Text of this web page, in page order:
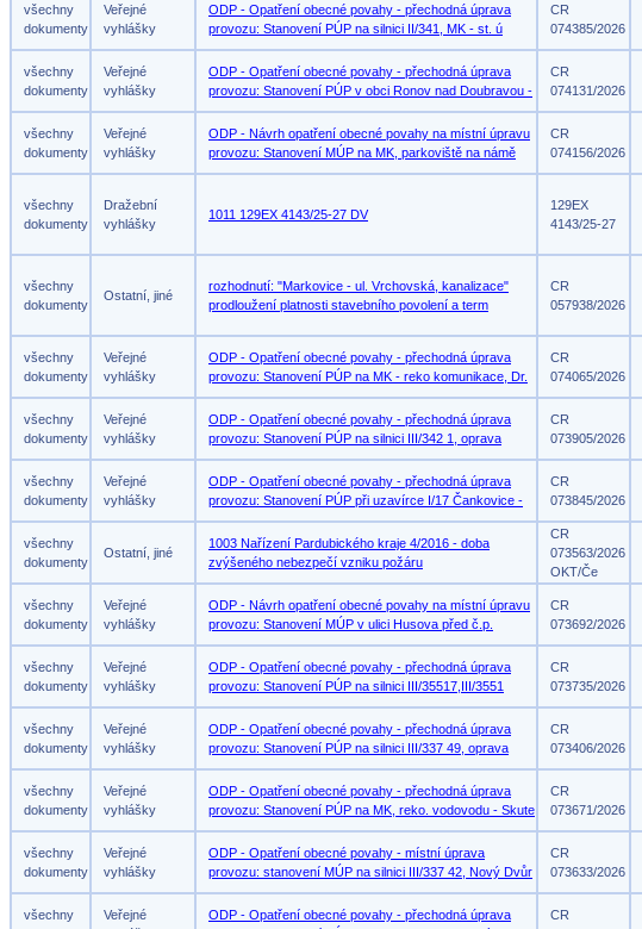
všechny
dokumenty
Veřejné
vyhlášky
ODP - Opatření obecné povahy - přechodná úprava
provozu: Stanovení PÚP na silnici II/341, MK - st. ú
CR
074385/2026
všechny
dokumenty
Veřejné
vyhlášky
ODP - Opatření obecné povahy - přechodná úprava
provozu: Stanovení PÚP v obci Ronov nad Doubravou -
CR
074131/2026
všechny
dokumenty
Veřejné
vyhlášky
ODP - Návrh opatření obecné povahy na místní úpravu
provozu: Stanovení MÚP na MK, parkoviště na námě
CR
074156/2026
všechny
dokumenty
Dražební
vyhlášky
1011 129EX 4143/25-27 DV
129EX
4143/25-27
všechny
dokumenty
Ostatní, jiné
rozhodnutí: "Markovice - ul. Vrchovská, kanalizace"
prodloužení platnosti stavebního povolení a term
CR
057938/2026
všechny
dokumenty
Veřejné
vyhlášky
ODP - Opatření obecné povahy - přechodná úprava
provozu: Stanovení PÚP na MK - reko komunikace, Dr.
CR
074065/2026
všechny
dokumenty
Veřejné
vyhlášky
ODP - Opatření obecné povahy - přechodná úprava
provozu: Stanovení PÚP na silnici III/342 1, oprava
CR
073905/2026
všechny
dokumenty
Veřejné
vyhlášky
ODP - Opatření obecné povahy - přechodná úprava
provozu: Stanovení PÚP při uzavírce I/17 Čankovice -
CR
073845/2026
všechny
dokumenty
Ostatní, jiné
1003 Nařízení Pardubického kraje 4/2016 - doba
zvýšeného nebezpečí vzniku požáru
CR
073563/2026
OKT/Če
všechny
dokumenty
Veřejné
vyhlášky
ODP - Návrh opatření obecné povahy na místní úpravu
provozu: Stanovení MÚP v ulici Husova před č.p.
CR
073692/2026
všechny
dokumenty
Veřejné
vyhlášky
ODP - Opatření obecné povahy - přechodná úprava
provozu: Stanovení PÚP na silnici III/35517,III/3551
CR
073735/2026
všechny
dokumenty
Veřejné
vyhlášky
ODP - Opatření obecné povahy - přechodná úprava
provozu: Stanovení PÚP na silnici III/337 49, oprava
CR
073406/2026
všechny
dokumenty
Veřejné
vyhlášky
ODP - Opatření obecné povahy - přechodná úprava
provozu: Stanovení PÚP na MK, reko. vodovodu - Skute
CR
073671/2026
všechny
dokumenty
Veřejné
vyhlášky
ODP - Opatření obecné povahy - místní úprava
provozu: stanovení MÚP na silnici III/337 42, Nový Dvůr
CR
073633/2026
všechny
Veřejné
ODP - Opatření obecné povahy - přechodná úprava
CR